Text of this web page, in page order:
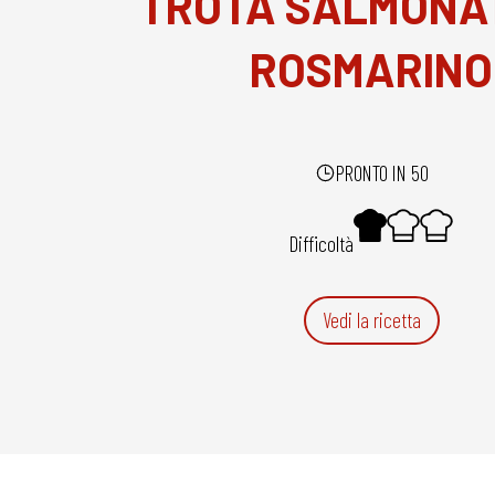
ROSMARINO
PRONTO IN 50
Difficoltà
Vedi la ricetta